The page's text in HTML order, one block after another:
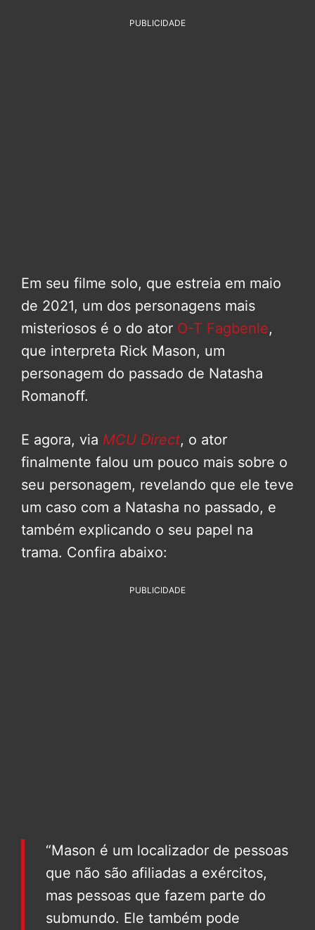
PUBLICIDADE
Em seu filme solo, que estreia em maio
de 2021, um dos personagens mais
misteriosos é o do ator O-T Fagbenle,
que interpreta Rick Mason, um
personagem do passado de Natasha
Romanoff.
E agora, via MCU Direct, o ator
finalmente falou um pouco mais sobre o
seu personagem, revelando que ele teve
um caso com a Natasha no passado, e
também explicando o seu papel na
trama. Confira abaixo:
PUBLICIDADE
“Mason é um localizador de pessoas
que não são afiliadas a exércitos,
mas pessoas que fazem parte do
submundo. Ele também pode